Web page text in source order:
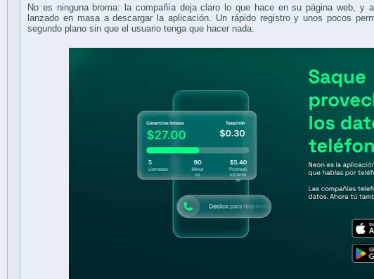
No es ninguna broma: la compañía deja claro lo que hace en su página web, y
lanzado en masa a descargar la aplicación. Un rápido registro y unos pocos
segundo plano sin que el usuario tenga que hacer nada.